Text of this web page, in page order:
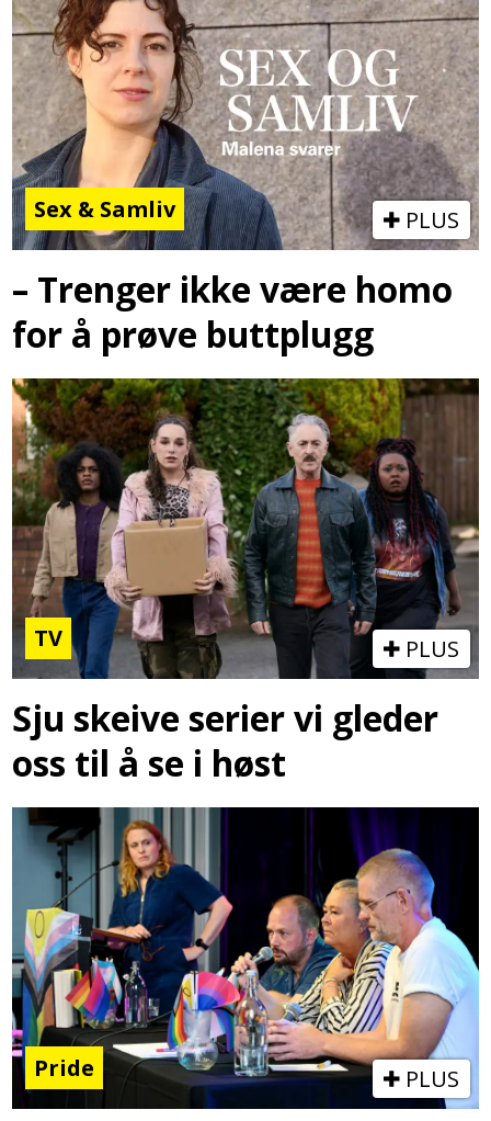
Sex & Samliv PLUS
– Trenger ikke være homo
for å prøve buttplugg
TV PLUS
Sju skeive serier vi gleder
oss til å se i høst
Pride PLUS